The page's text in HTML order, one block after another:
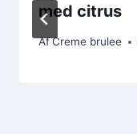
med citrus
AfCreme brulee